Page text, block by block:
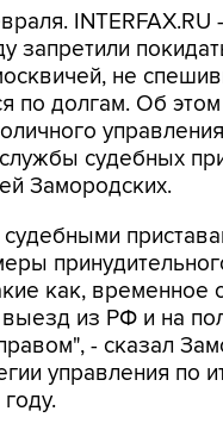
INTERFAX.RU
запретили
не
по долгам. Об
управления
судебных
Замородских.
как, временное
из РФ и на
- сказал
управления по